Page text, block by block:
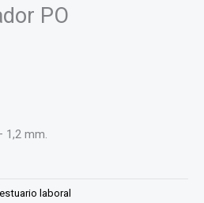
PO
1,2 mm.
laboral